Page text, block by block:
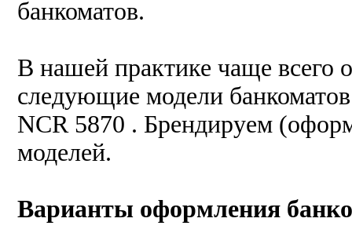
банкоматов.
В нашей практике чаще
следующие модели
NCR 5870 . Брендируем
моделей.
Варианты оформления